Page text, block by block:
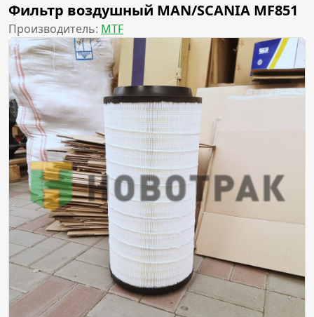
Фильтр воздушный MAN/SCANIA MF851
Производитель: MTF